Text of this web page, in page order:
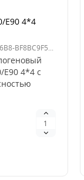
E90 4*4
4323710C-1CB3-44E1-86B8-BF8BC9F5DA44
E90 4*4 с